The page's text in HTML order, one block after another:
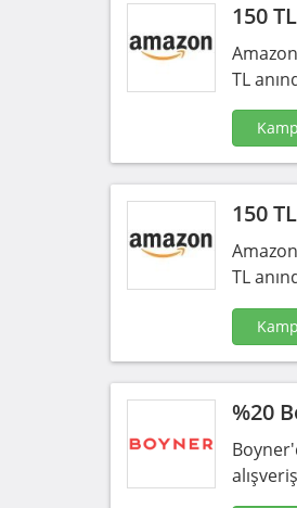
150
TL
150
TL
%20